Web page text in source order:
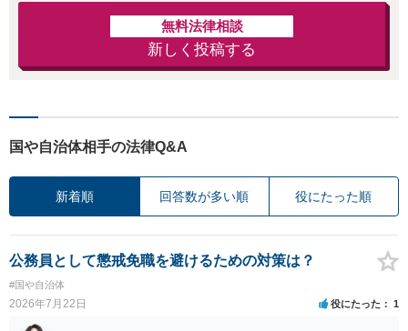
無料法律相談
新しく投稿する
国や自治体相手の法律Q&A
新着順 回答数が多い順 役にたった順
公務員として懲戒免職を避けるための対策は？
#国や自治体
2026年7月22日 役にたった 1